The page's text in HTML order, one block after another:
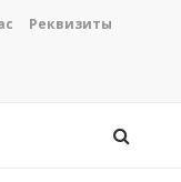
Реквизиты